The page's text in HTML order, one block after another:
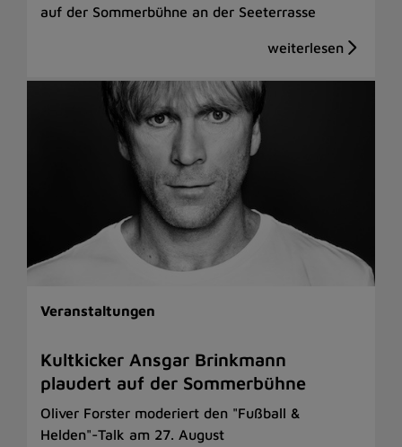
auf der Sommerbühne an der Seeterrasse
Veranstaltungen
Kultkicker Ansgar Brinkmann
plaudert auf der Sommerbühne
Oliver Forster moderiert den "Fußball &
Helden"-Talk am 27. August